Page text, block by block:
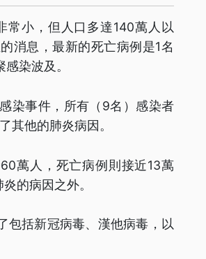
常小，但人口多達140萬人以
消息，最新的死亡病例是1名
染波及。
染事件，所有（9名）感染者
其他的肺炎病因。
萬人，死亡病例則接近13萬
的病因之外。
包括新冠病毒、漢他病毒，以